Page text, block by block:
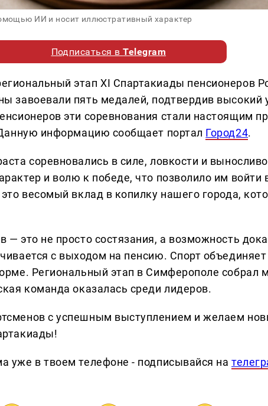
ИИ и носит иллюстративный характер
Подписаться вTelegram
этап XI Спартакиады пенсионеров
завоевали пять медалей, подтвердив высокий
эти соревнования стали настоящим
информацию сообщает портал Город24.
соревновались в силе, ловкости и
и волю к победе, что позволило им войти
весомый вклад в копилку нашего города,
— это не просто состязания, а возможность
с выходом на пенсию. Спорт
Региональный этап в Симферополе собрал
команда оказалась среди лидеров.
с успешным выступлением и желаем
уже в твоем телефоне - подписывайся на